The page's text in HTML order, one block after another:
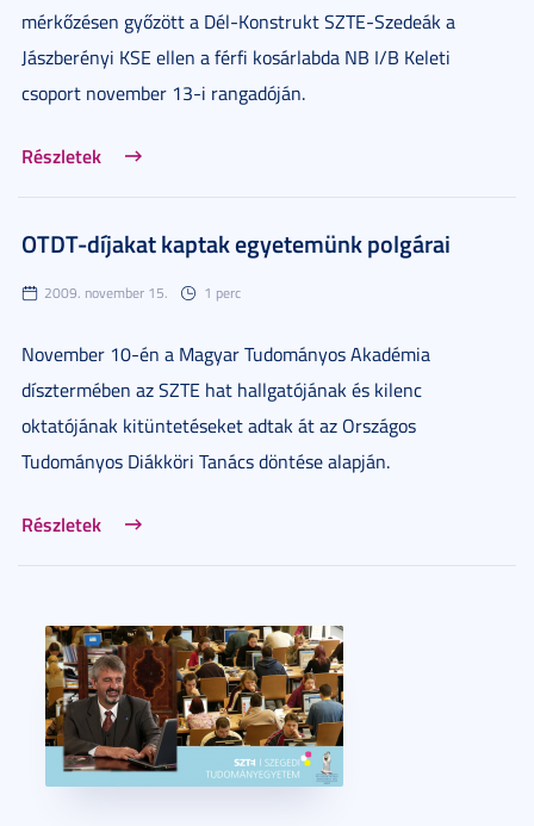
mérkőzésen győzött a Dél-Konstrukt SZTE-Szedeák a
Jászberényi KSE ellen a férfi kosárlabda NB I/B Keleti
csoport november 13-i rangadóján.
Részletek
OTDT-díjakat kaptak egyetemünk polgárai
2009. november 15. 1 perc
November 10-én a Magyar Tudományos Akadémia
dísztermében az SZTE hat hallgatójának és kilenc
oktatójának kitüntetéseket adtak át az Országos
Tudományos Diákköri Tanács döntése alapján.
Részletek